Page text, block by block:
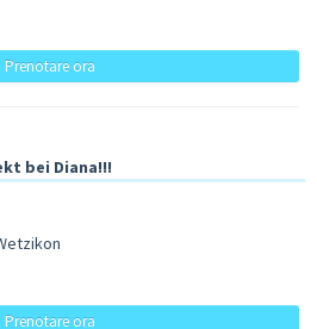
Prenotare ora
bei Diana!!!
Prenotare ora